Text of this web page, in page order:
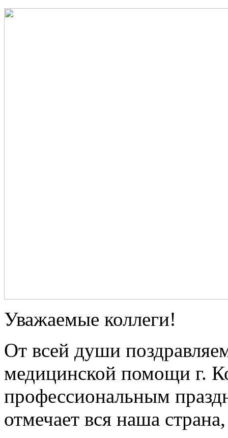
Уважаемые коллеги!
От всей души
медицинской помощи г.
профессиональным
отмечает вся наша